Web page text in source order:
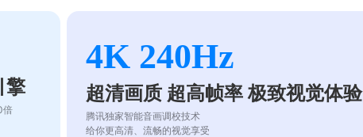
擎
倍
4K 240Hz
超清画质 超高帧率 极致视觉体验
腾讯独家智能音画调校技术
给你更高清、流畅的视觉享受